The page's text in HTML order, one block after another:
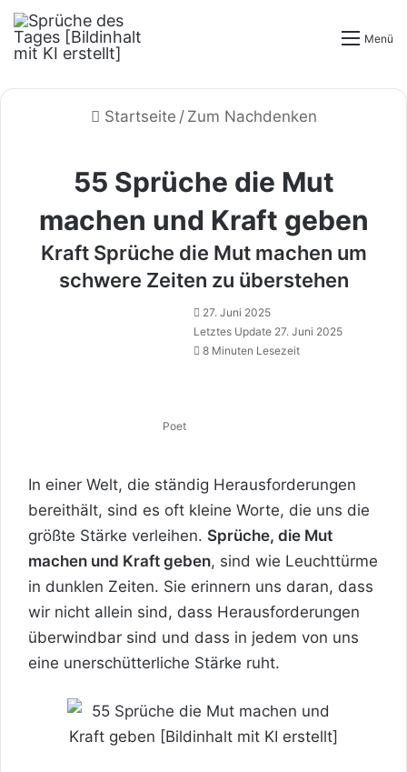
Menü
Startseite / Zum Nachdenken
55 Sprüche die Mut
machen und Kraft geben
Kraft Sprüche die Mut machen um
schwere Zeiten zu überstehen
Poet
27. Juni 2025
Letztes Update 27. Juni 2025
8 Minuten Lesezeit
In einer Welt, die ständig Herausforderungen
bereithält, sind es oft kleine Worte, die uns die
größte Stärke verleihen. Sprüche, die Mut
machen und Kraft geben, sind wie Leuchttürme
in dunklen Zeiten. Sie erinnern uns daran, dass
wir nicht allein sind, dass Herausforderungen
überwindbar sind und dass in jedem von uns
eine unerschütterliche Stärke ruht.